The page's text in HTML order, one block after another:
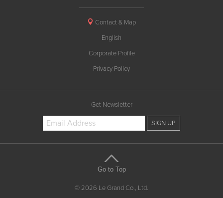
Contact & Map
English
Corporate Profile
Privacy Policy
Get Newsletter
Go to Top
© 2026 Le Grand Co., Ltd.